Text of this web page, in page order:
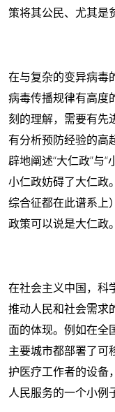
策将其公民、尤其是
在与复杂的变异病毒
病毒传播规律有高度
刻的理解，需要有先
有分析预防经验的高
辟地阐述“大仁政”与
小仁政妨碍了大仁政
综合征都在此谱系上
政策可以说是大仁政。
在社会主义中国，科
推动人民和社会需
面的体现。例如在全
主要城市都部署了可
护医疗工作者的设备
人民服务的一个小例